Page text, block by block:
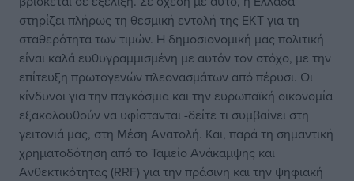
στηρίζει πλήρως τη θεσμική εντολή της ΕΚΤ για τη
σταθερότητα των τιμών. Η δημοσιονομική μας πολιτική
είναι καλά ευθυγραμμισμένη με αυτόν τον στόχο, με την
επίτευξη πρωτογενών πλεονασμάτων από πέρυσι. Οι
κίνδυνοι για την παγκόσμια και την ευρωπαϊκή οικονομία
εξακολουθούν να υφίστανται -δείτε τι συμβαίνει στη
γειτονιά μας, στη Μέση Ανατολή. Και, παρά τη σημαντική
χρηματοδότηση από το Ταμείο Ανάκαμψης και
Ανθεκτικότητας (RRF) για την πράσινη και την ψηφιακή